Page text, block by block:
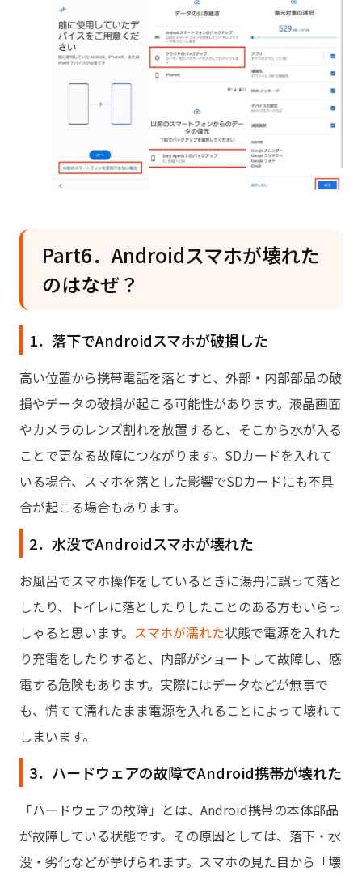
Part6．Androidスマホが壊れた
のはなぜ？
1．落下でAndroidスマホが破損した
高い位置から携帯電話を落とすと、外部・内部部品の破
損やデータの破損が起こる可能性があります。液晶画面
やカメラのレンズ割れを放置すると、そこから水が入る
ことで更なる故障につながります。SDカードを入れて
いる場合、スマホを落とした影響でSDカードにも不具
合が起こる場合もあります。
2．水没でAndroidスマホが壊れた
お風呂でスマホ操作をしているときに湯舟に誤って落と
したり、トイレに落としたりしたことのある方もいらっ
しゃると思います。 スマホが濡れた状態で電源を入れた
り充電をしたりすると、内部がショートして故障し、感
電する危険もあります。実際にはデータなどが無事で
も、慌てて濡れたまま電源を入れることによって壊れて
しまいます。
3．ハードウェアの故障でAndroid携帯が壊れた
「ハードウェアの故障」とは、Android携帯の本体部品
が故障している状態です。その原因としては、落下・水
没・劣化などが挙げられます。スマホの見た目から「壊